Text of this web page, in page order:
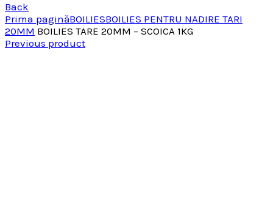
Back
Prima paginăBOILIESBOILIES PENTRU NADIRE TARI
20MM BOILIES TARE 20MM – SCOICA 1KG
Previous product